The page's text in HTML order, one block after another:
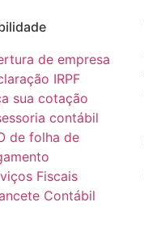
de empresa
IRPF
sua cotação
contábil
de folha de
Fiscais
Contábil